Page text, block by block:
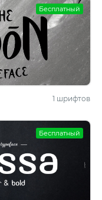
Бесплатный
1 шрифтов
Бесплатный